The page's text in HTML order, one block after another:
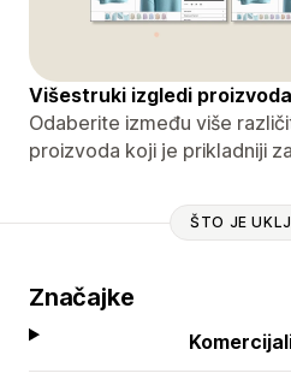
Višestruki izgledi proizvoda
Odaberite između više
proizvoda koji je prikladniji
ŠTO JE
Značajke